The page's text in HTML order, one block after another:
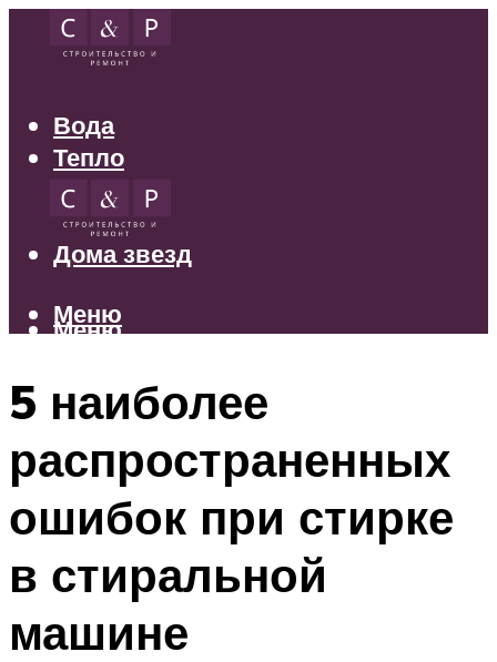
Вода
Тепло
Электрика
Свет
Дома звезд
Меню
Меню
5 наиболее
распространенных
ошибок при стирке
в стиральной
машине